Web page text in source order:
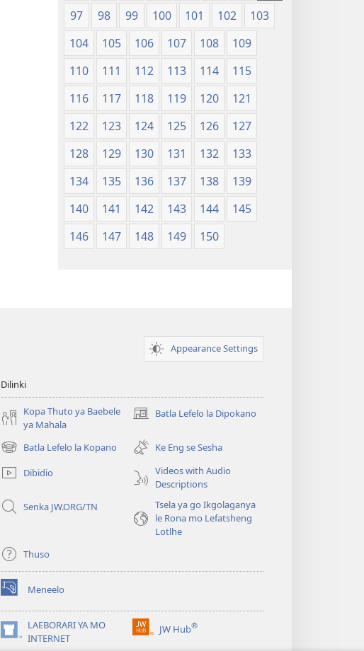
97
98 99 100 101 102
103
104
105 106 107 108
109
110
111 112 113 114
115
116
117 118 119 120
121
122
123 124 125 126
127
128
129 130 131 132
133
134
135 136 137 138
139
140
141 142 143 144
145
146
147 148 149 150
Appearance Settings
Dilinki
Kopa Thuto ya Baebele
ya Mahala
Batla Lefelo la Dipokano
(e
tsebe
nngwe)
Batla Lefelo la Kopano
(e
bula
tsebe
nngwe)
Ke Eng se Sesha
Dibidio
Videos with Audio
Descriptions
Senka JW.ORG/TN
Tsela ya go Ikgolaganya
le Rona mo Lefatsheng
Lotlhe
Thuso
Meneelo
(e
bula
tsebe
e
LAEBORARI YA MO
INTERNET
(e
JW Hub®
(e